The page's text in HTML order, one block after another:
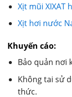
Xịt mũi XIXAT
Xịt hơi nước
Khuyến cáo:
Bảo quản nơi
Không tai sử
thức.